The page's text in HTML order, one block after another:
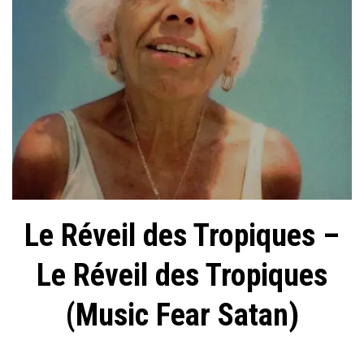
Le Réveil des Tropiques –
Le Réveil des Tropiques
(Music Fear Satan)